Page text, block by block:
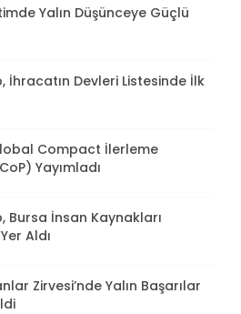
Yalın Düşünceye Güçlü
İhracatın Devleri Listesinde İlk
Compact İlerleme
Yayımladı
Bursa İnsan Kaynakları
Aldı
Zirvesi’nde Yalın Başarılar